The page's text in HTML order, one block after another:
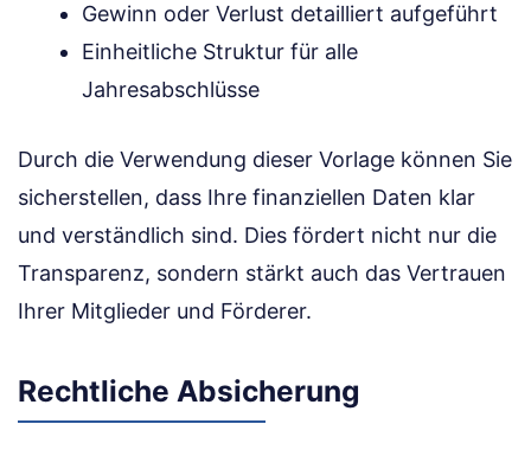
Gewinn oder Verlust detailliert aufgeführt
Einheitliche Struktur für alle
Jahresabschlüsse
Durch die Verwendung dieser Vorlage können Sie
sicherstellen, dass Ihre finanziellen Daten klar
und verständlich sind. Dies fördert nicht nur die
Transparenz, sondern stärkt auch das Vertrauen
Ihrer Mitglieder und Förderer.
Rechtliche Absicherung